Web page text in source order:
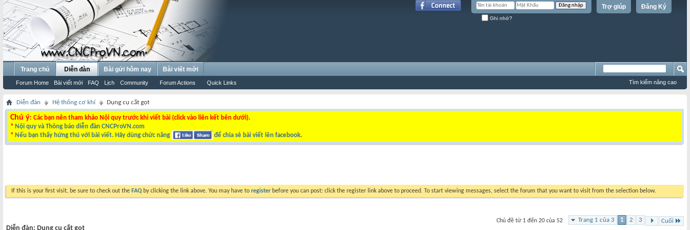
Đăng Ký
Trợ giúp
Ghi nhớ?
Trang chủ Diễn đàn
Forum Home Bài viết mới FAQ Lịch Community Forum Actions Quick Links
Bài gửi hôm nay Bài viết mới
Tìm kiếm nâng cao
Diễn đàn Hệ thống cơ khí Dụng cụ cắt gọt
Chú ý: Các bạn nên tham khảo Nội quy trước khi viết bài (click vào liên kết bên dưới).
* Nội quy và Thông báo diễn đàn CNCProVN.com
* Nếu bạn thấy hứng thú với bài viết. Hãy dùng chức năng để chia sẻ bài viết lên facebook.
If this is your first visit, be sure to check out the FAQ by clicking the link above. You may have to register before you can post: click the register link above to proceed. To start viewing messages, select the forum that you want to visit from the selection below.
Trang 1 của 3 1 2 3 Cuối
Chủ đề từ 1 đến 20 của 52
Diễn đàn: Dụng cụ cắt gọt